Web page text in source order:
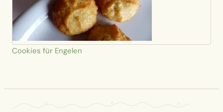
Cookies für Engelen